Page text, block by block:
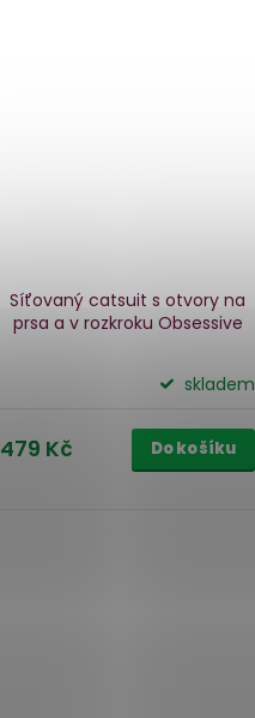
Síťovaný catsuit s otvory na
prsa a v rozkroku Obsessive
skladem
479 Kč Do košíku